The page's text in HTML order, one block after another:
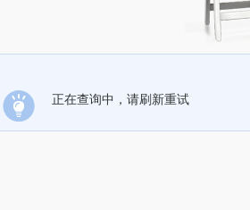
正在查询中，请刷新重试